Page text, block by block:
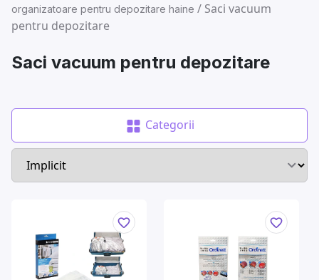
organizatoare pentru depozitare haine / Saci vacuum
pentru depozitare
Saci vacuum pentru depozitare
Categorii